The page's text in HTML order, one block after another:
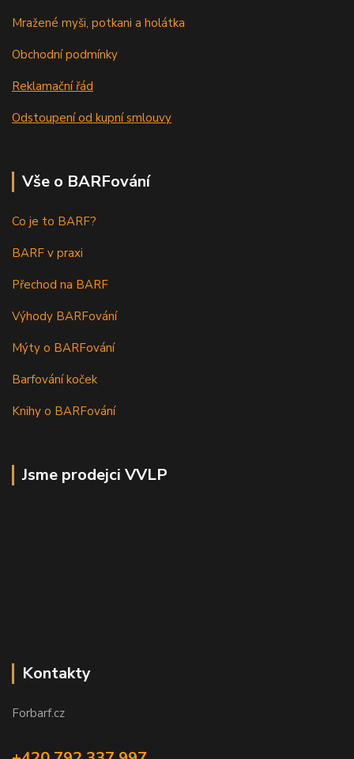
Mražené myši, potkani a holátka
Obchodní podmínky
Reklamační řád
Odstoupení od kupní smlouvy
Vše o BARFování
Co je to BARF?
BARF v praxi
Přechod na BARF
Výhody BARFování
Mýty o BARFování
Barfování koček
Knihy o BARFování
Jsme prodejci VVLP
Kontakty
Forbarf.cz